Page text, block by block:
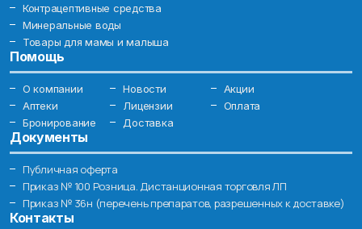
Контрацептивные средства
Минеральные воды
Товары для мамы и малыша
Помощь
О компании Новости
Акции
Аптеки
Лицензии
Оплата
Бронирование
Доставка
Документы
Публичная оферта
Приказ № 100 Розница. Дистанционная торговля ЛП
Приказ № 36н (перечень препаратов, разрешенных к доставке)
Контакты